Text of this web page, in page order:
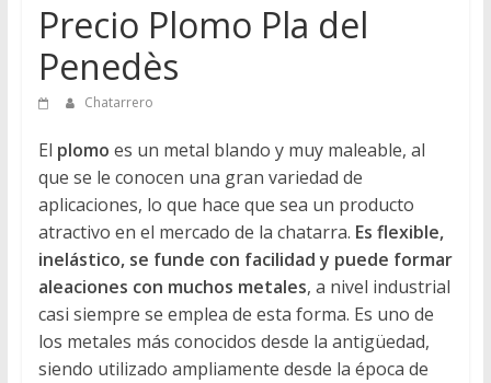
Precio Plomo Pla del
Penedès
Chatarrero
El plomo es un metal blando y muy maleable, al
que se le conocen una gran variedad de
aplicaciones, lo que hace que sea un producto
atractivo en el mercado de la chatarra. Es flexible,
inelástico, se funde con facilidad y puede formar
aleaciones con muchos metales, a nivel industrial
casi siempre se emplea de esta forma. Es uno de
los metales más conocidos desde la antigüedad,
siendo utilizado ampliamente desde la época de